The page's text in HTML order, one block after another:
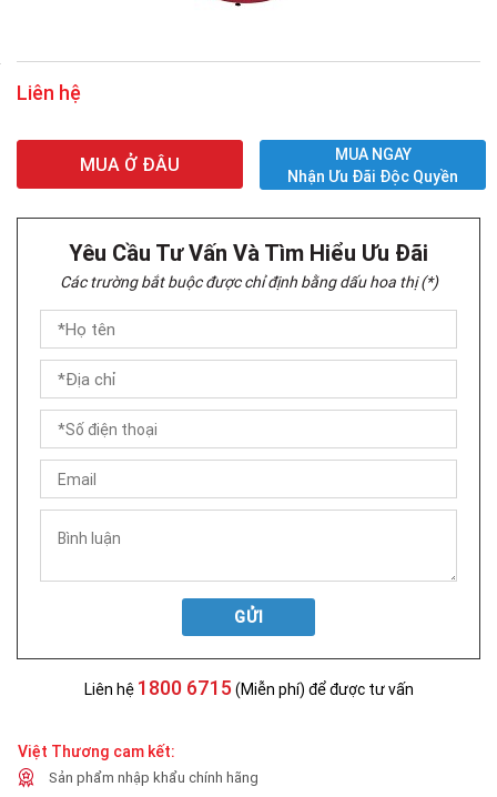
Liên hệ
MUA Ở ĐÂU
MUA NGAY
Nhận Ưu Đãi Độc Quyền
Yêu Cầu Tư Vấn Và Tìm Hiểu Ưu Đãi
Các trường bắt buộc được chỉ định bằng dấu hoa thị (*)
GỬI
Liên hệ 1800 6715 (Miễn phí) để được tư vấn
Việt Thương cam kết:
Sản phẩm nhập khẩu chính hãng